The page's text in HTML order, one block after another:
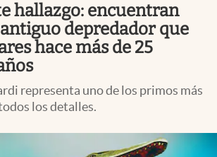
hallazgo: encuentran
depredador que
hace más de 25
representa uno de los primos más
los detalles.